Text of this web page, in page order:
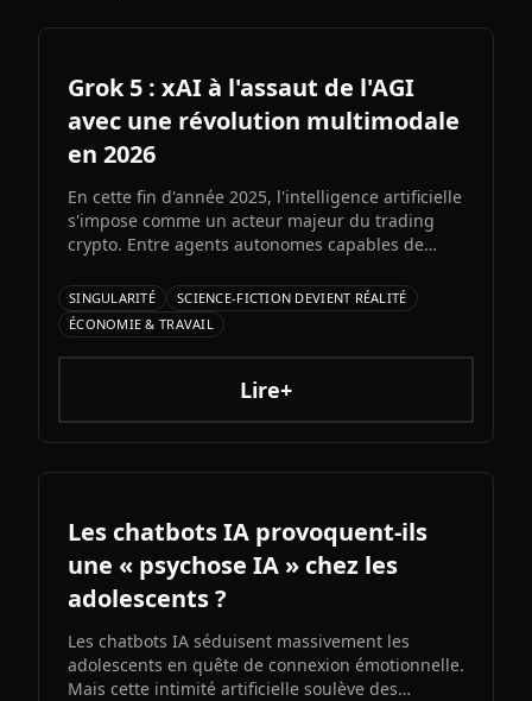
Grok 5 : xAI à l'assaut de l'AGI
avec une révolution multimodale
en 2026
En cette fin d'année 2025, l'intelligence artificielle
s'impose comme un acteur majeur du trading
crypto. Entre agents autonomes capables de
d'Elon Musk s'annonce comme l'un des paris les
plus audacieux de l'histoire de l'IA. Entre
architecture colossale, capacités multimodales
natives et ambitions AGI assumées, Grok 5
pourrait redessiner le paysage de l'intelligence
SINGULARITÉ
SCIENCE-FICTION DEVIENT RÉALITÉ
ÉCONOMIE & TRAVAIL
Lire+
Les chatbots IA provoquent-ils
une « psychose IA » chez les
adolescents ?
Les chatbots IA séduisent massivement les
adolescents en quête de connexion émotionnelle.
Mais cette intimité artificielle soulève des